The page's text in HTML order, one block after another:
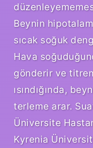
Beynin
sıcak soğuk
Hava
gönderir ve
ısındığında,
terleme arar.
Üniversite
Kyrenia